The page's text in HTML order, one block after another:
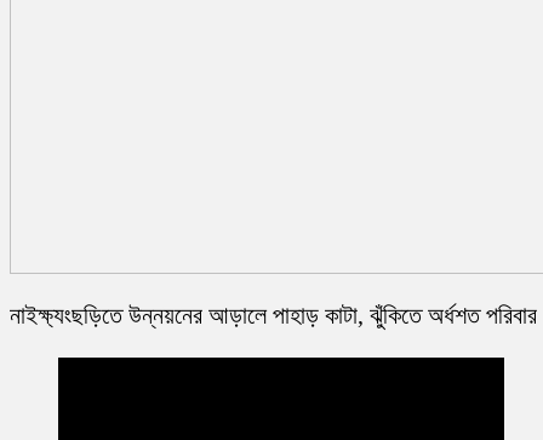
নাইক্ষ্যংছড়িতে উন্নয়নের আড়ালে পাহাড় কাটা, ঝুঁকিতে অর্ধশত পরিবার